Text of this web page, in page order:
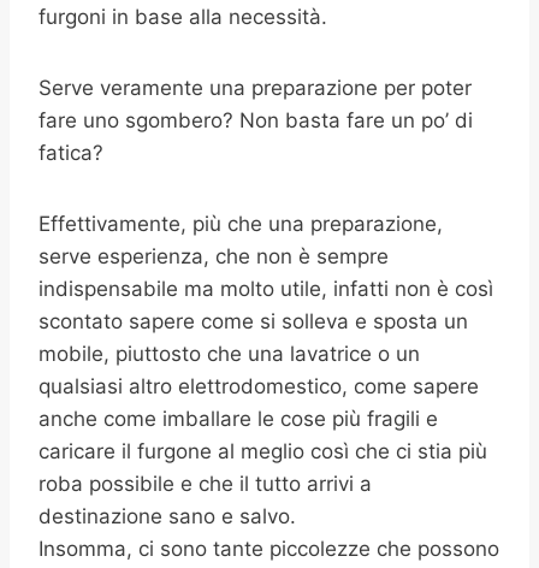
furgoni in base alla necessità.
Serve veramente una preparazione per poter
fare uno sgombero? Non basta fare un po’ di
fatica?
Effettivamente, più che una preparazione,
serve esperienza, che non è sempre
indispensabile ma molto utile, infatti non è così
scontato sapere come si solleva e sposta un
mobile, piuttosto che una lavatrice o un
qualsiasi altro elettrodomestico, come sapere
anche come imballare le cose più fragili e
caricare il furgone al meglio così che ci stia più
roba possibile e che il tutto arrivi a
destinazione sano e salvo.
Insomma, ci sono tante piccolezze che possono